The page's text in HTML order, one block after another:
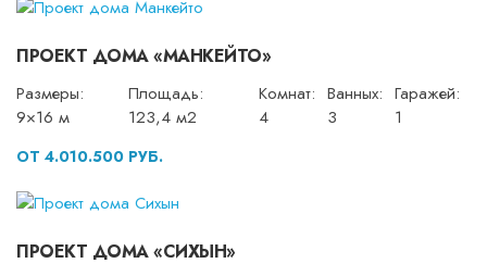
ПРОЕКТ ДОМА «МАНКЕЙТО»
Размеры:
9×16 м
Площадь:
123,4 м2
Комнат:
4
Ванных:
3
Гаражей:
1
ОТ 4.010.500 РУБ.
ПРОЕКТ ДОМА «СИХЫН»